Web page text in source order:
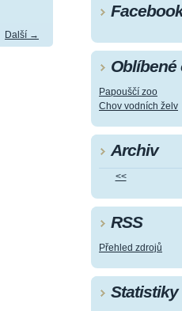
Další →
Oblíbené
Papouščí zoo
Chov vodních želv
Archiv
<<
RSS
Přehled zdrojů
Statistiky